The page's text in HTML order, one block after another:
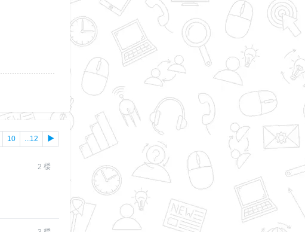
10 ...12 ▶
2 楼